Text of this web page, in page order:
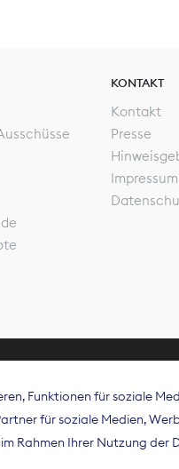
KONTAKT
Kontakt
Presse
Impressum
Digitalpublisher
die Interessen
auf EU-Ebene.
Funktionen für soziale
für soziale Medien,
Rahmen Ihrer Nutzung